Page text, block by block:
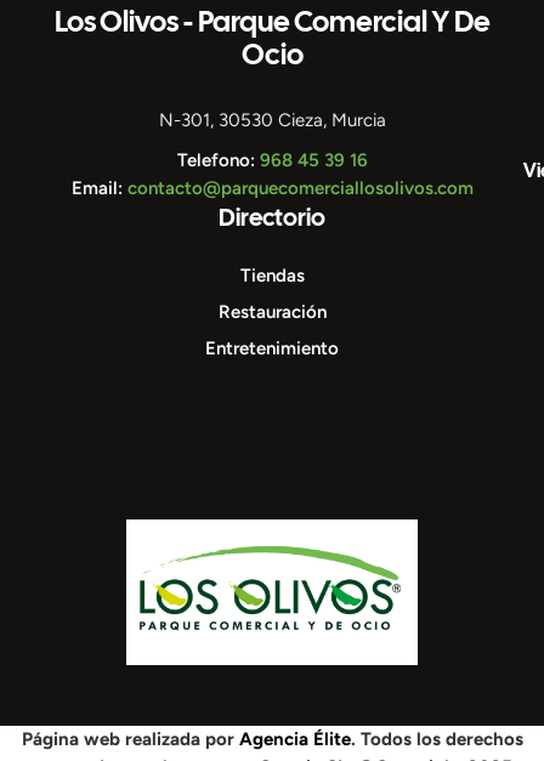
Los Olivos - Parque Comercial Y De
Ocio
N-301, 30530 Cieza, Murcia
Telefono: 968 45 39 16
Email: contacto@parquecomerciallosolivos.com
Directorio
Tiendas
Restauración
Entretenimiento
Página web realizada por Agencia Élite. Todos los derechos